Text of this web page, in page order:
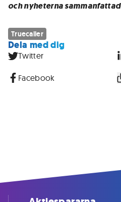
och nyheterna
Truecaller
Dela med dig
Twitter
Facebook